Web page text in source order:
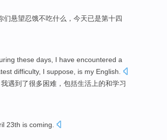
们悬望忍饿不吃什么 ， 今天已是第十四
these days I have encountered a
difficulty, I suppose, is my English
我遇到 了很多困难 ， 包括生活 上的和学习
23th is coming.